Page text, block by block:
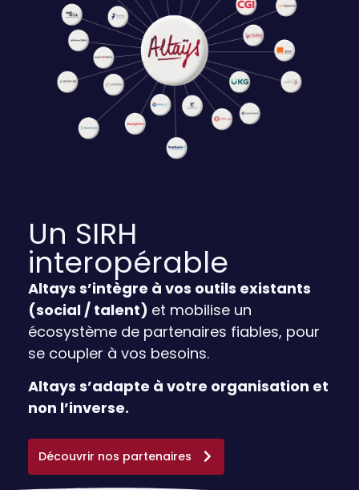
Un SIRH
interopérable
Altays s’intègre à vos outils existants
(social / talent) et mobilise un
écosystème de partenaires fiables, pour
se coupler à vos besoins.
Altays s’adapte à votre organisation et
non l’inverse.
Découvrir nos partenaires